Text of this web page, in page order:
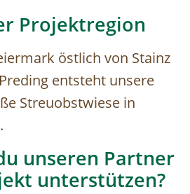
Projektregion
östlich von Stainz
entsteht unsere
Streuobstwiese in
unseren Partner
unterstützen?